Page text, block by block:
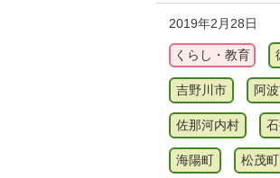
2019年2月28日
くらし・教育
吉野川市 阿
佐那河内村
海陽町 松茂町